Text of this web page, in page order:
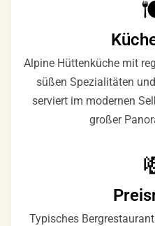
Alpine Hüttenküche mit
süßen Spezialitäten
serviert im modernen
großer
Typisches